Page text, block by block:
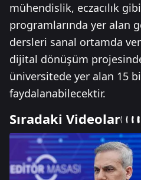
mühendislik, eczacılık
programlarında yer alan
dersleri sanal ortamda
dijital dönüşüm
üniversitede yer alan 15
faydalanabilecektir.
Sıradaki Videolar